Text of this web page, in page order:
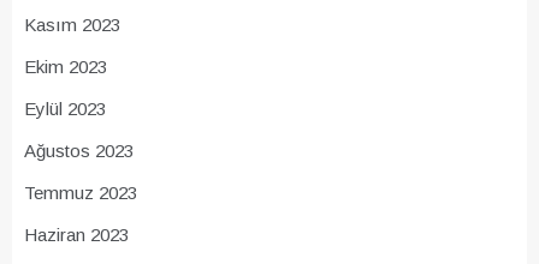
Kasım 2023
Ekim 2023
Eylül 2023
Ağustos 2023
Temmuz 2023
Haziran 2023